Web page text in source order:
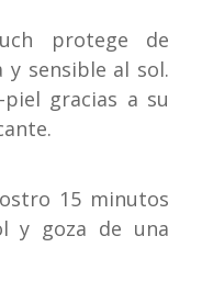
protege de
y sensible al sol.
gracias a su
15 minutos
y goza de una